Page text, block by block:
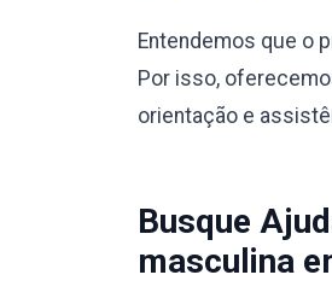
Entendemos que o
Por isso,
orientação e
Busque
masculina